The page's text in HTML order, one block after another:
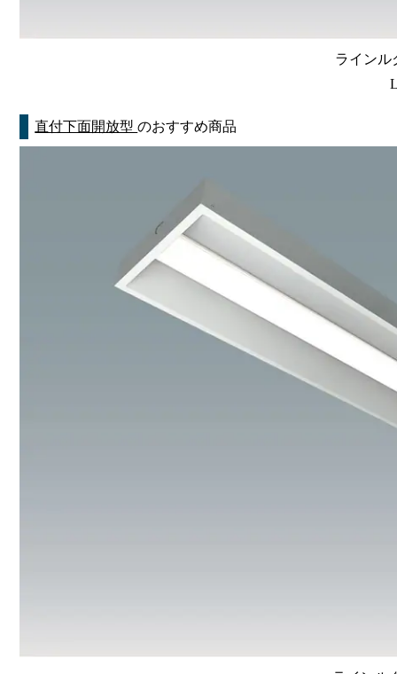
ラインル
直付下面開放型のおすすめ商品